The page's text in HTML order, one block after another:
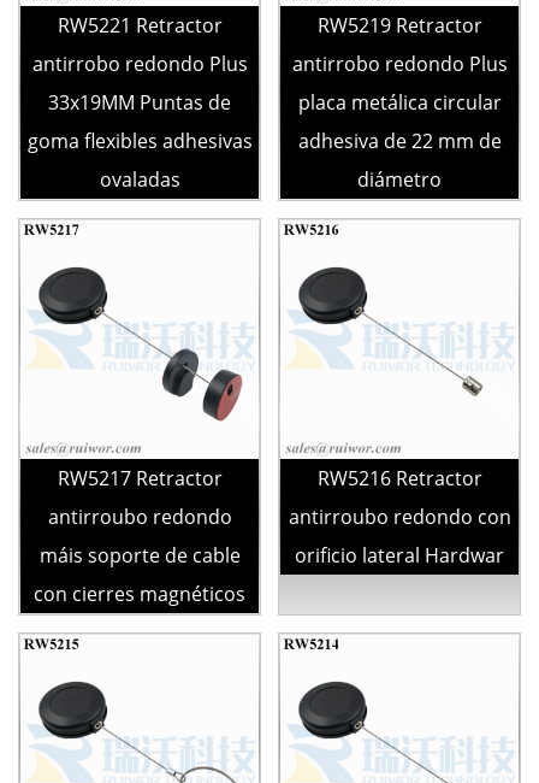
RW5221 Retractor
antirrobo redondo Plus
33x19MM Puntas de
goma flexibles adhesivas
ovaladas
RW5219 Retractor
antirrobo redondo Plus
placa metálica circular
adhesiva de 22 mm de
diámetro
RW5217 Retractor
antirroubo redondo
máis soporte de cable
con cierres magnéticos
RW5216 Retractor
antirroubo redondo con
orificio lateral Hardwar